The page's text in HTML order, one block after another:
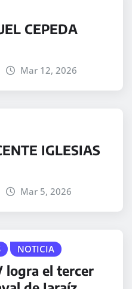
CEPEDA
Mar 12, 2026
IGLESIAS
Mar 5, 2026
NOTICIA
logra el tercer